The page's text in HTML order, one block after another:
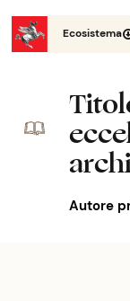
Ecosistema
Autore